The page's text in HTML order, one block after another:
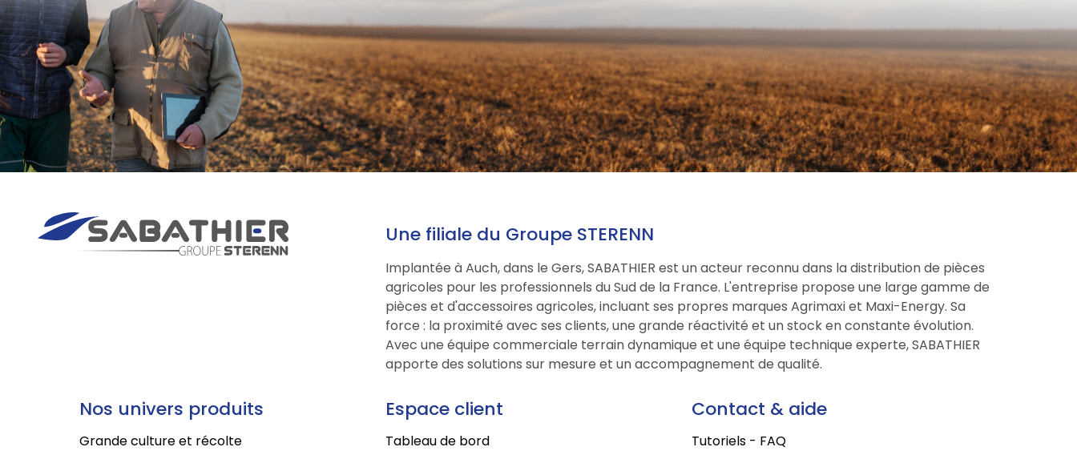
Une filiale du Groupe STERENN
Implantée à Auch, dans le Gers, SABATHIER est un acteur reconnu dans la distribution de pièces
agricoles pour les professionnels du Sud de la France. L'entreprise propose une large gamme de
pièces et d'accessoires agricoles, incluant ses propres marques Agrimaxi et Maxi-Energy. Sa
force : la proximité avec ses clients, une grande réactivité et un stock en constante évolution.
Avec une équipe commerciale terrain dynamique et une équipe technique experte, SABATHIER
apporte des solutions sur mesure et un accompagnement de qualité.
Nos univers produits
Grande culture et récolte
Espace client
Tableau de bord
Contact & aide
Tutoriels - FAQ